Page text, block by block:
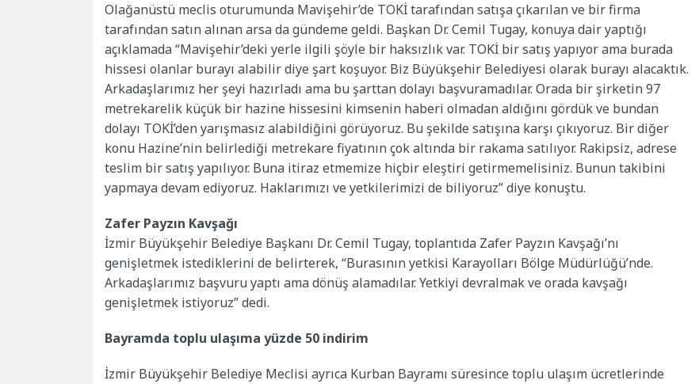
Olağanüstü meclis oturumunda Mavişehir’de TOKİ tarafından satışa çıkarılan ve bir firma
tarafından satın alınan arsa da gündeme geldi. Başkan Dr. Cemil Tugay, konuya dair yaptığı
açıklamada “Mavişehir’deki yerle ilgili şöyle bir haksızlık var. TOKİ bir satış yapıyor ama burada
hissesi olanlar burayı alabilir diye şart koşuyor. Biz Büyükşehir Belediyesi olarak burayı alacaktık.
Arkadaşlarımız her şeyi hazırladı ama bu şarttan dolayı başvuramadılar. Orada bir şirketin 97
metrekarelik küçük bir hazine hissesini kimsenin haberi olmadan aldığını gördük ve bundan
dolayı TOKİ’den yarışmasız alabildiğini görüyoruz. Bu şekilde satışına karşı çıkıyoruz. Bir diğer
konu Hazine’nin belirlediği metrekare fiyatının çok altında bir rakama satılıyor. Rakipsiz, adrese
teslim bir satış yapılıyor. Buna itiraz etmemize hiçbir eleştiri getirmemelisiniz. Bunun takibini
yapmaya devam ediyoruz. Haklarımızı ve yetkilerimizi de biliyoruz” diye konuştu.
Zafer Payzın Kavşağı
İzmir Büyükşehir Belediye Başkanı Dr. Cemil Tugay, toplantıda Zafer Payzın Kavşağı’nı
genişletmek istediklerini de belirterek, “Burasının yetkisi Karayolları Bölge Müdürlüğü’nde.
Arkadaşlarımız başvuru yaptı ama dönüş alamadılar. Yetkiyi devralmak ve orada kavşağı
genişletmek istiyoruz” dedi.
Bayramda toplu ulaşıma yüzde 50 indirim
İzmir Büyükşehir Belediye Meclisi ayrıca Kurban Bayramı süresince toplu ulaşım ücretlerinde